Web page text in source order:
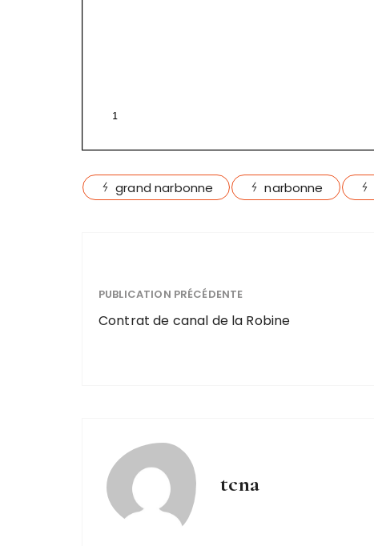
grand narbonne narbonne
PUBLICATION PRÉCÉDENTE
Contrat de canal de la Robine
tcna